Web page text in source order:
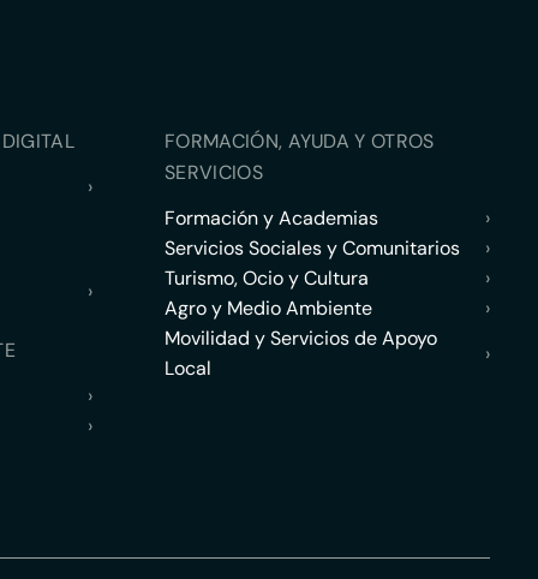
›
›
›
›
FORMACIÓN, AYUDA Y OTROS
SERVICIOS
Formación y Academias
›
Servicios Sociales y Comunitarios
›
Turismo, Ocio y Cultura
›
Agro y Medio Ambiente
›
Movilidad y Servicios de Apoyo
Local
›